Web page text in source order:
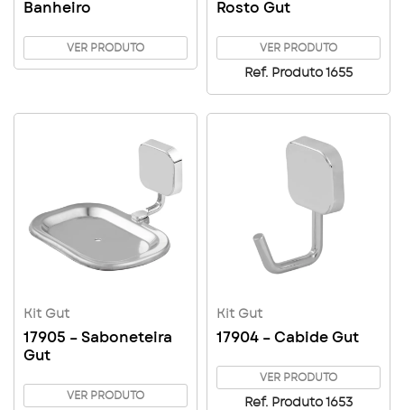
Banheiro
VER PRODUTO
Rosto Gut
VER PRODUTO
Ref. Produto 1655
Kit Gut
17905 – Saboneteira
Gut
VER PRODUTO
Kit Gut
17904 – Cabide Gut
VER PRODUTO
Ref. Produto 1653